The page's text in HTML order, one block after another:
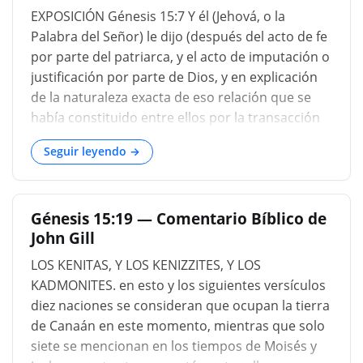
EXPOSICIÓN Génesis 15:7 Y él (Jehová, o la
Palabra del Señor) le dijo (después del acto de fe
por parte del patriarca, y el acto de imputación o
justificación por parte de Dios, y en explicación
de la naturaleza exacta de eso relación que se
había constituido entre ellos por la transacción
espiritual así descrita), yo soy el Señor que te
sacó de Ur de los caldeos (vide Génesis 11:28),
para darte esta tierra para heredar (o, poseerlo)
Génesis 15:8 Y él dijo: Señor Dios (Adonai Jehová;
vide Génesis 15:2), ¿por qué sabré que lo
heredaré? No es el lenguaje de la duda, aunque
las dudas leves no son incompatibles con la fe ...
Seguir leyendo →
Génesis 15:19 — Comentario Bíblico de
John Gill
LOS KENITAS, Y LOS KENIZZITES, Y LOS
KADMONITES. en esto y los siguientes versículos
diez naciones se consideran que ocupan la tierra
de Canaán en este momento, mientras que solo
siete se mencionan en los tiempos de Moisés y